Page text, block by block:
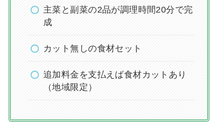
主菜と副菜の2品が調理時間20分で完
成
カット無しの食材セット
追加料金を支払えば食材カットあり
（地域限定）